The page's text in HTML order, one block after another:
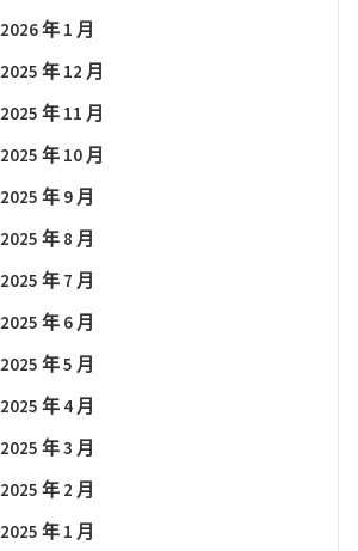
2026 年 1 月
2025 年 12 月
2025 年 11 月
2025 年 10 月
2025 年 9 月
2025 年 8 月
2025 年 7 月
2025 年 6 月
2025 年 5 月
2025 年 4 月
2025 年 3 月
2025 年 2 月
2025 年 1 月